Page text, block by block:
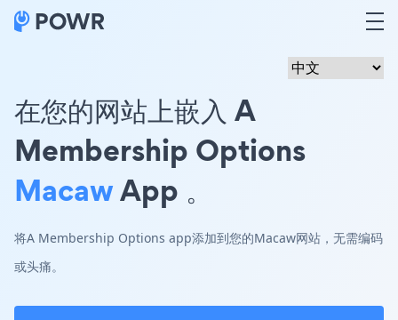
在您的网站上嵌入 A
Membership Options
MacawApp 。
将A Membership Options app添加到您的Macaw网站，无需编码
或头痛。